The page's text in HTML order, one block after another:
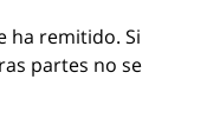
ha remitido. Si
partes no se